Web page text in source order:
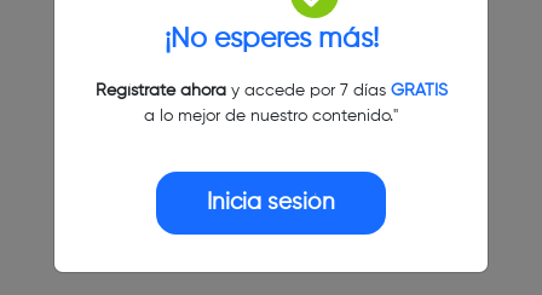
¡No esperes más!
Regístrate ahoray accede por 7 días GRATIS
a lo mejor de nuestro contenido."
Inicia sesión